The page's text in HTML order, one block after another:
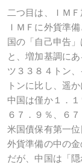
二つ目は、ＩＭ
ＩＭＦに外貨準
国の「自己申告
と、増加基調に
ツ３３８４トン
トンに比し、遥
中国は僅か１．
６７．９％、６
米国債保有第一
外貨準備の中の
だが、中国は「